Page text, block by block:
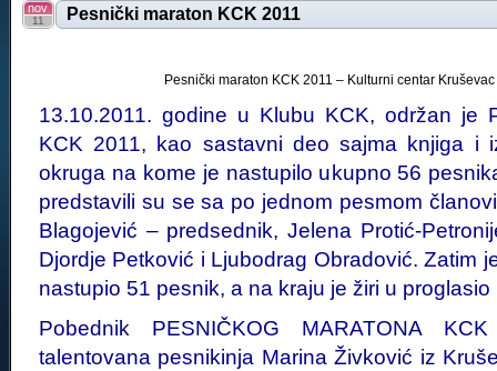
Pesnički maraton KCK 2011
nov
11
Pesnički maraton KCK 2011 – Kulturni centar
13.10.2011. godine u Klubu KCK, održan je
KCK 2011, kao sastavni deo sajma knjiga i
okruga na kome je nastupilo ukupno 56
predstavili su se sa po jednom pesmom
Blagojević – predsednik, Jelena Protić-
Djordje Petković i Ljubodrag Obradović. Zatim
nastupio 51 pesnik, a na kraju je žiri u proglasio
Pobednik PESNIČKOG MARATONA
talentovana pesnikinja Marina Živković iz